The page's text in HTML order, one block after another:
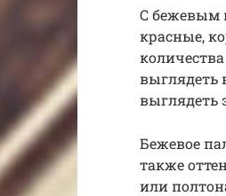
С бежевым
красные,
выглядеть
выглядеть
Бежевое
также
или